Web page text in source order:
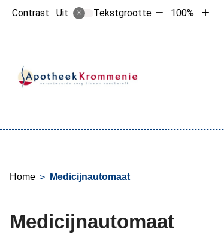
Contrast Uit Tekstgrootte Tekst100%
Tekst
Home Medicijnautomaat
Medicijnautomaat